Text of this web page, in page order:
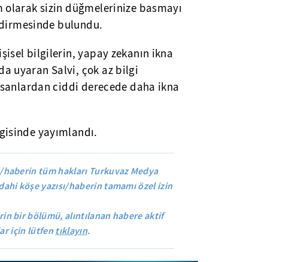
sizin düğmelerinize basmayı
bulundu.
bilgilerin, yapay zekanın ikna
uyaran Salvi, çok az bilgi
ciddi derecede daha ikna
yayımlandı.
haberin tüm hakları Turkuvaz Medya
köşe yazısı/haberin tamamı özel izin
bir bölümü, alıntılanan habere aktif
için lütfentıklayın.